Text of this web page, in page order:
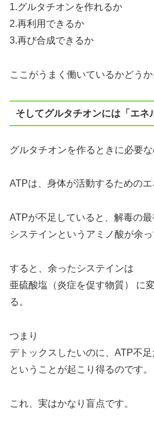
1.グルタチオンを作れるか
2.再利用できるか
3.再び合成できるか
ここがうまく働いているかどうか
そしてグルタチオンには「エネ
グルタチオンを作るときに必要な
ATPは、身体が活動するためのエ
ATPが不足していると、解毒の
システインというアミノ酸が余っ
すると、余ったシステインは
亜硫酸塩（炎症を促す物質） に
る。
つまり
デトックスしたいのに、ATP不
ということが起こり得るのです。
これ、実はかなり盲点です。